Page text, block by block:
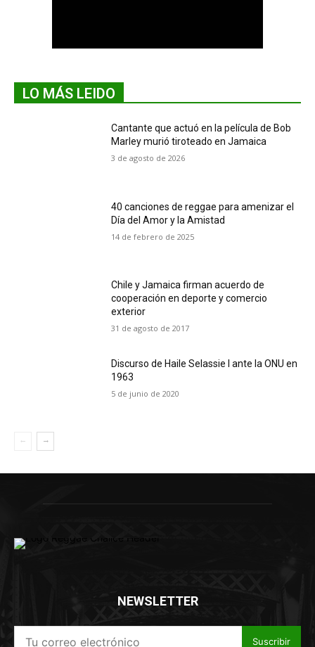
LO MÁS LEIDO
Cantante que actuó en la película de Bob
Marley murió tiroteado en Jamaica
3 de agosto de 2026
40 canciones de reggae para amenizar el
Día del Amor y la Amistad
14 de febrero de 2025
Chile y Jamaica firman acuerdo de
cooperación en deporte y comercio
exterior
31 de agosto de 2017
Discurso de Haile Selassie I ante la ONU en
1963
5 de junio de 2020
NEWSLETTER
Suscribir